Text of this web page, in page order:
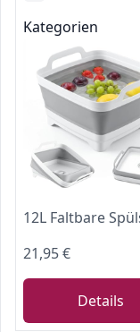
Kategorien
21,95 €
Details